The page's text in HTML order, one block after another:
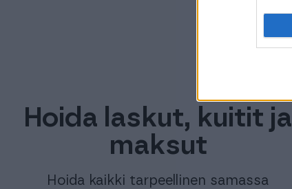
Hoida laskut, kuitit ja
maksut
Hoida kaikki tarpeellinen samassa